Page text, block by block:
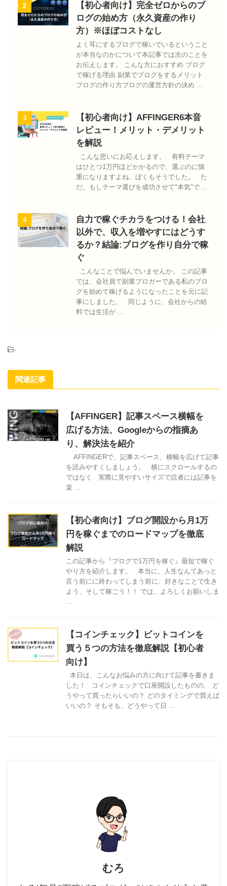
2
【初心者向け】完全ゼロからのブ
ログの始め方（永久資産の作り
方）※ほぼコストなし
よく耳にするブログで稼いでいるということ
が本当なのかについて本記事では次のことを
お伝えします。 こんな方におすすめ ブログ
で稼げる理由 副業でブログをするメリット
ブログの作り方ブログの運営方針の決め ...
3
【初心者向け】AFFINGER6本音
レビュー！メリット・デメリット
を解説
こんな思いにお応えします。 有料テーマ
はひとつ1万円ほどかかるので、選ぶのに慎
重になりますよね。ぼくもそうでした。 た
だ、もしテーマ選びを成功させて"本気"で ...
4
自力で稼ぐチカラをつける！会社
以外で、収入を増やすにはどうす
るか？結論:ブログを作り自分で稼
ぐ
こんなことで悩んでいませんか。 この記事
では、会社員で副業ブロガーである私のブロ
グを始めて稼げるようになったことを元に記
事にしました。 同じように、会社からの給
料では生活が ...
-
関連記事
【AFFINGER】記事スペース横幅を
広げる方法、Googleからの指摘あ
り、解決法を紹介
AFFINGERで、記事スペース、横幅を広げて記事
を読みやすくしましょう。 横にスクロールするの
ではなく 実際に見やすいサイズで読者には記事を
楽 ...
【初心者向け】ブログ開設から月1万
円を稼ぐまでのロードマップを徹底
解説
この記事から『ブログで1万円を稼ぐ』最短で稼ぐ
やり方を紹介します。 本当に、人生なんてあっと
言う前にに終わってしまう前に、好きなことで生き
よう、そして稼ごう！！ では、よろしくお願いしま
...
【コインチェック】ビットコインを
買う５つの方法を徹底解説【初心者
向け】
本日は、こんなお悩みの方に向けて記事を書きま
した！ コインチェックで口座開設したものの、 ど
うやって買ったらいいの？ どのタイミングで買えば
いいの？ そもそも、どうやって日 ...
むろ